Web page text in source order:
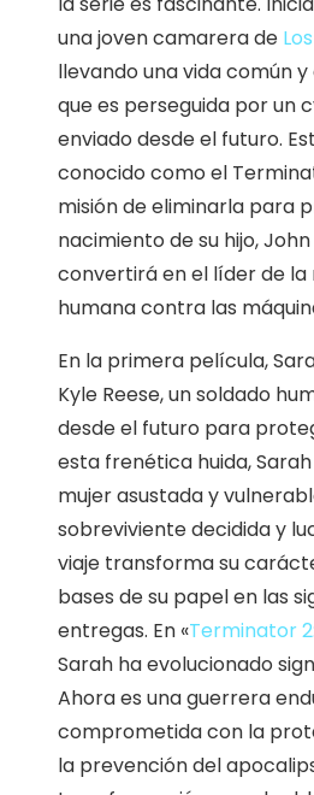
una joven camarera de
llevando una vida común
que es perseguida por un
enviado desde el futuro.
conocido como el
misión de eliminarla para
nacimiento de su hijo,
convertirá en el líder de la
humana contra las
En la primera película,
Kyle Reese, un soldado
desde el futuro para
esta frenética huida,
mujer asustada y
sobreviviente decidida y
viaje transforma su
bases de su papel en las
entregas. En «Terminator
Sarah ha evolucionado
Ahora es una guerrera
comprometida con la
la prevención del